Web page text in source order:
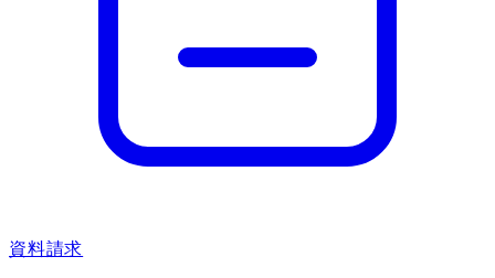
資料請求